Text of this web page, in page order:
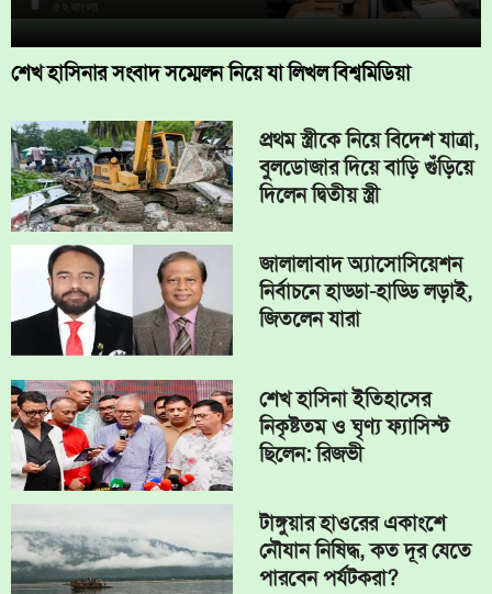
শেখ হাসিনা ইতিহাসের
নিকৃষ্টতম ও ঘৃণ্য ফ্যাসিস্ট
ছিলেন: রিজভী
টাঙ্গুয়ার হাওরের একাংশে
নৌযান নিষিদ্ধ, কত দূর যেতে
পারবেন পর্যটকরা?
শেখ হাসিনার সংবাদ সম্মেলন নিয়ে যা লিখল বিশ্বমিডিয়া
প্রথম স্ত্রীকে নিয়ে বিদেশ যাত্রা,
বুলডোজার দিয়ে বাড়ি গুঁড়িয়ে
দিলেন দ্বিতীয় স্ত্রী
জালালাবাদ অ্যাসোসিয়েশন
নির্বাচনে হাড্ডা-হাড্ডি লড়াই,
জিতলেন যারা